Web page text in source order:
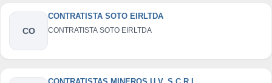
CO
CONTRATISTA SOTO EIRLTDA
CONTRATISTA SOTO EIRLTDA
CONTRATISTAS MINEROS U.V. S.C.R.L.